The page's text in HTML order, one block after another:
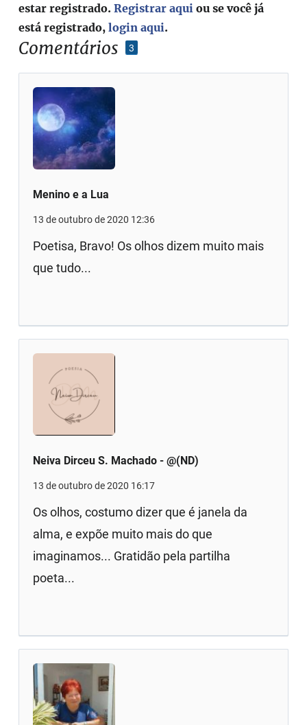
Comentários 3
Menino e a Lua
13 de outubro de 2020 12:36
Poetisa, Bravo! Os olhos dizem muito mais
que tudo...
Neiva Dirceu S. Machado - @(ND)
13 de outubro de 2020 16:17
Os olhos, costumo dizer que é janela da
alma, e expõe muito mais do que
imaginamos... Gratidão pela partilha
poeta...
estar registrado.Registrar aqui ou se você já
está registrado,login aqui.